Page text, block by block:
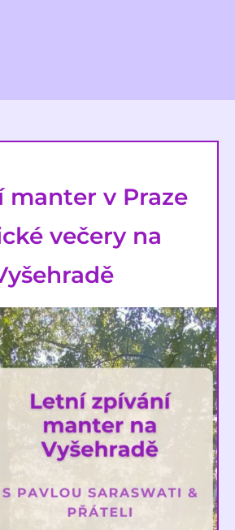
manter v Praze
večery na